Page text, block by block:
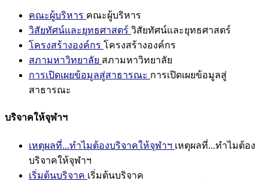
คณะผู้บริหาร คณะผู้บริหาร
วิสัยทัศน์และยุทธศาสตร์ วิสัยทัศน์และยุทธศาสตร์
โครงสร้างองค์กร โครงสร้างองค์กร
สภามหาวิทยาลัย สภามหาวิทยาลัย
การเปิดเผยข้อมูลสู่สาธารณะ การเปิดเผยข้อมูลสู่
สาธารณะ
บริจาคให้จุฬาฯ
เหตุผลที่...ทำไมต้องบริจาคให้จุฬาฯ เหตุผลที่...ทำไมต้อง
บริจาคให้จุฬาฯ
เริ่มต้นบริจาค เริ่มต้นบริจาค